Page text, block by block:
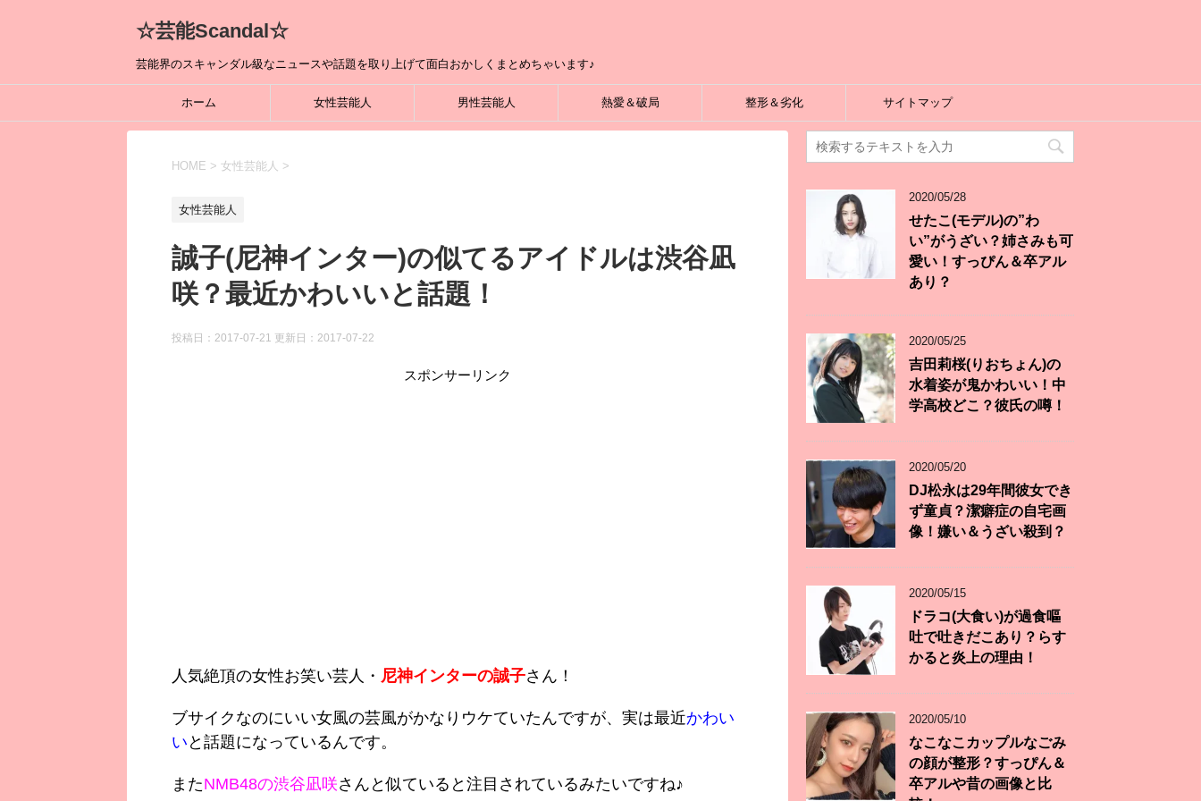
☆芸能Scandal☆
芸能界のスキャンダル級なニュースや話題を取り上げて面白おかしくまとめちゃいます♪
ホーム 女性芸能人 男性芸能人 熱愛＆破局 整形＆劣化 サイトマップ
HOME > 女性芸能人 >
女性芸能人
誠子(尼神インター)の似てるアイドルは渋谷凪
咲？最近かわいいと話題！
投稿日：2017-07-21 更新日： 2017-07-22
スポンサーリンク
人気絶頂の女性お笑い芸人・ 尼神インターの誠子さん！
ブサイクなのにいい女風の芸風がかなりウケていたんですが、実は最近かわい
い と話題になっているんです。
またNMB48の渋谷凪咲さんと似ていると注目されているみたいですね♪
2020/05/28
せたこ(モデル)の”わ
い”がうざい？姉さみも可
愛い！すっぴん＆卒アル
あり？
2020/05/25
吉田莉桜(りおちょん)の
水着姿が鬼かわいい！中
学高校どこ？彼氏の噂！
2020/05/20
DJ松永は29年間彼女でき
ず童貞？潔癖症の自宅画
像！嫌い＆うざい殺到？
2020/05/15
ドラコ(大食い)が過食嘔
吐で吐きだこあり？らす
かると炎上の理由！
2020/05/10
なこなこカップルなごみ
の顔が整形？すっぴん＆
卒アルや昔の画像と比